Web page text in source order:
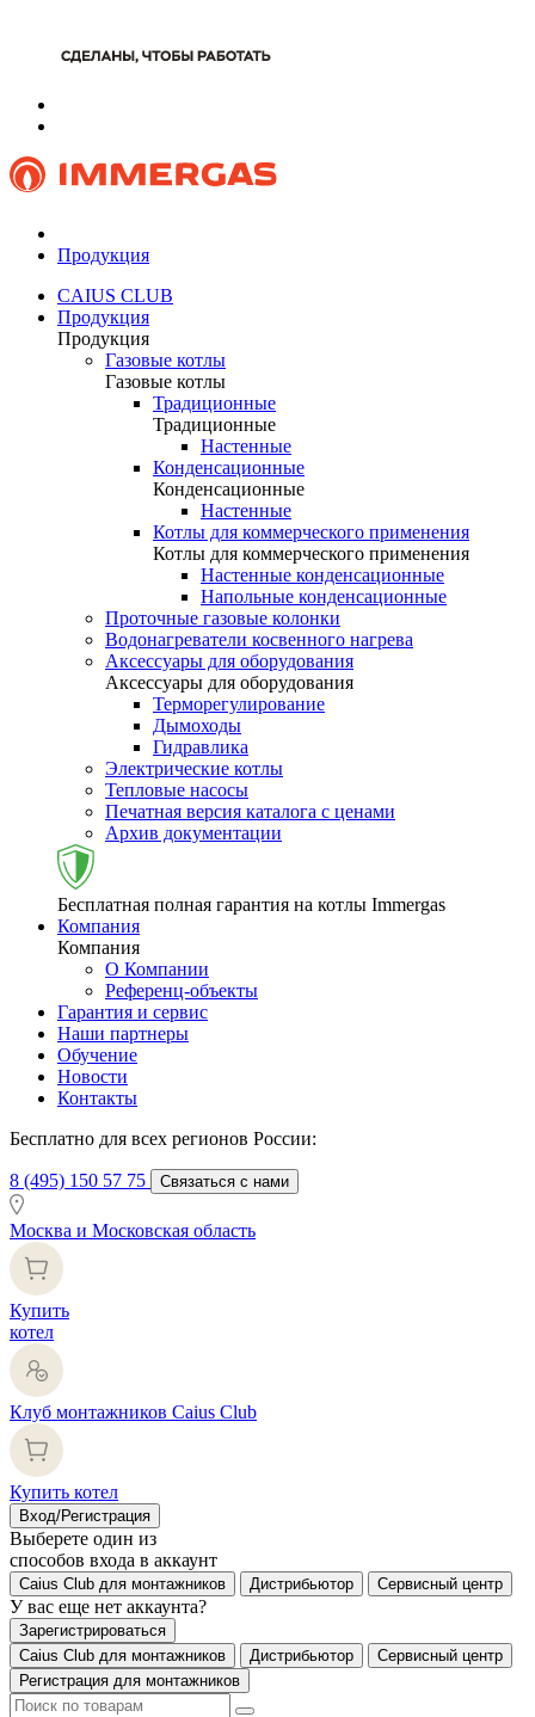
Продукция
CAIUS CLUB
Продукция
Продукция
Газовые котлы
Газовые котлы
Традиционные
Традиционные
Настенные
Конденсационные
Конденсационные
Настенные
Котлы для коммерческого применения
Котлы для коммерческого применения
Настенные конденсационные
Напольные конденсационные
Проточные газовые колонки
Водонагреватели косвенного нагрева
Аксессуары для оборудования
Аксессуары для оборудования
Терморегулирование
Дымоходы
Гидравлика
Электрические котлы
Тепловые насосы
Печатная версия каталога с ценами
Архив документации
Бесплатная полная гарантия на котлы Immergas
Компания
Компания
О Компании
Референц-объекты
Гарантия и сервис
Наши партнеры
Обучение
Новости
Контакты
Бесплатно для всех регионов России:
8 (495) 150 57 75 Связаться с нами
Москва и Московская область
Купить
котел
Клуб монтажников Caius Club
Купить котел
Вход/Регистрация
Выберете один из
способов входа в аккаунт
Caius Club для монтажников Дистрибьютор Сервисный центр
У вас еще нет аккаунта?
Зарегистрироваться
Caius Club для монтажников
Дистрибьютор
Сервисный центр
Регистрация для монтажников